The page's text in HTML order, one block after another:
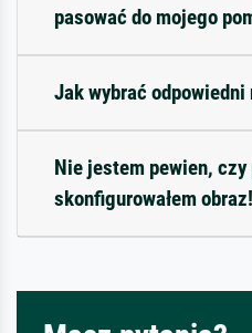
pasować do mojego
Jak wybrać odpowiedni
Nie jestem pewien, czy
skonfigurowałem obraz!